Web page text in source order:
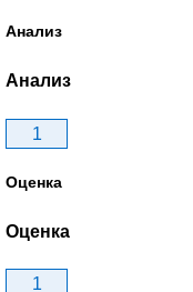
Анализ
Анализ
1
Оценка
Оценка
1